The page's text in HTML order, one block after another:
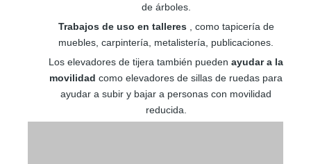
de árboles.
Trabajos de uso en talleres
, como tapicería de
muebles, carpintería, metalistería, publicaciones.
Los elevadores de tijera también pueden ayudar a la
movilidad como elevadores de sillas de ruedas para
ayudar a subir y bajar a personas con movilidad
reducida.